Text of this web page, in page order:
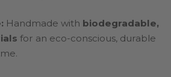
Handmade with biodegradable,
for an eco-conscious, durable